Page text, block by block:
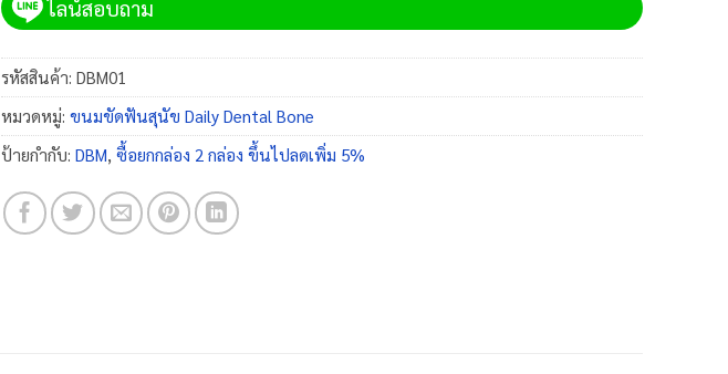
ไลน์สอบถาม
รหัสสินค้า: DBM01
หมวดหมู่: ขนมขัดฟันสุนัข Daily Dental Bone
ป้ายกำกับ: DBM, ซื้อยกกล่อง 2 กล่อง ขึ้นไปลดเพิ่ม 5%